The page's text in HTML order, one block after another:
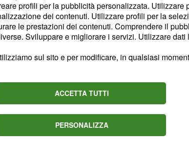
presidente
l'assenza di
che "i
ai colleghi di
profili per la pubblicità personalizzata.
dei contenuti. Utilizzare profili per la
le prestazioni dei contenuti. Comprendere il
Sviluppare e migliorare i servizi. Utilizzare
sul sito e per modificare, in qualsiasi
ACCETTA TUTTI
PERSONALIZZA